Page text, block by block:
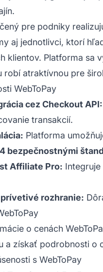
pre podniky
aj jednotlivci, ktorí
klientov. Platforma sa
robí atraktívnou pre
WebToPay
cez Checkout API:
transakcií.
Platforma
bezpečnostnými
Affiliate Pro:
rozhranie:
o cenách
a získať podrobnosti o
s WebToPay